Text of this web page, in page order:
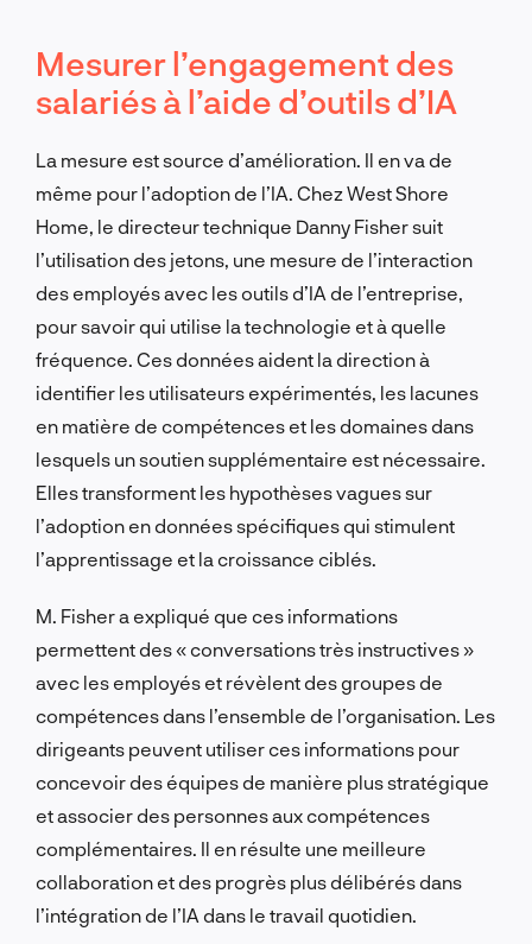
Mesurer l’engagement des
salariés à l’aide d’outils d’IA
La mesure est source d’amélioration. Il en va de
même pour l’adoption de l’IA. Chez West Shore
Home, le directeur technique Danny Fisher suit
l’utilisation des jetons, une mesure de l’interaction
des employés avec les outils d’IA de l’entreprise,
pour savoir qui utilise la technologie et à quelle
fréquence. Ces données aident la direction à
identifier les utilisateurs expérimentés, les lacunes
en matière de compétences et les domaines dans
lesquels un soutien supplémentaire est nécessaire.
Elles transforment les hypothèses vagues sur
l’adoption en données spécifiques qui stimulent
l’apprentissage et la croissance ciblés.
M. Fisher a expliqué que ces informations
permettent des « conversations très instructives »
avec les employés et révèlent des groupes de
compétences dans l’ensemble de l’organisation. Les
dirigeants peuvent utiliser ces informations pour
concevoir des équipes de manière plus stratégique
et associer des personnes aux compétences
complémentaires. Il en résulte une meilleure
collaboration et des progrès plus délibérés dans
l’intégration de l’IA dans le travail quotidien.